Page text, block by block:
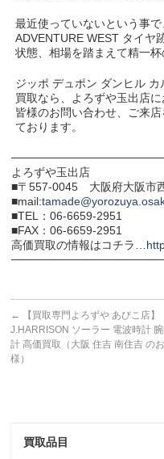
最近使っていないという事
ADVENTURE WEST タイヤ
状態、相場を踏まえて精一
ジッポ デュポン ダンヒル
買取なら、よろずや玉出店に
皆様のお問い合わせ、ご来
ております。
よろずや玉出店
■〒557-0045 大阪府大阪市
■mail:
■TEL：06-6659-2951
■FAX：06-6659-2951
高価買取の情報はコチラ…
←
【買取専門よろずや あびこ店】
J.HARRISON ソーラー 電波時計
計 高価買取（大阪 住吉 南住吉 の
様）
買取品目